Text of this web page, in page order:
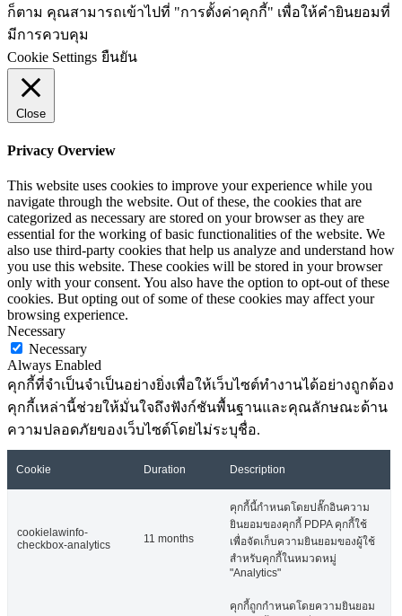
ก็ตาม คุณสามารถเข้าไปที่ "การตั้งค่าคุกกี้" เพื่อให้คำยินยอมที่
มีการควบคุม
Cookie Settings ยืนยัน
Close
Privacy Overview
This website uses cookies to improve your experience while you
navigate through the website. Out of these, the cookies that are
categorized as necessary are stored on your browser as they are
essential for the working of basic functionalities of the website. We
also use third-party cookies that help us analyze and understand how
you use this website. These cookies will be stored in your browser
only with your consent. You also have the option to opt-out of these
cookies. But opting out of some of these cookies may affect your
browsing experience.
Necessary
Necessary
Always Enabled
คุกกี้ที่จำเป็นจำเป็นอย่างยิ่งเพื่อให้เว็บไซต์ทำงานได้อย่างถูกต้อง
คุกกี้เหล่านี้ช่วยให้มั่นใจถึงฟังก์ชันพื้นฐานและคุณลักษณะด้าน
ความปลอดภัยของเว็บไซต์โดยไม่ระบุชื่อ.
Cookie Duration Description
cookielawinfo-
checkbox-analytics
11 months
คุกกี้นี้กำหนดโดยปลั๊กอินความ
ยินยอมของคุกกี้ PDPA คุกกี้ใช้
เพื่อจัดเก็บความยินยอมของผู้ใช้
สำหรับคุกกี้ในหมวดหมู่
"Analytics"
คุกกี้ถูกกำหนดโดยความยินยอม